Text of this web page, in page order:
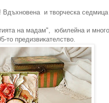
Вдъхновена и творческа
на мадам", юбилейна и
то предизвикателство.